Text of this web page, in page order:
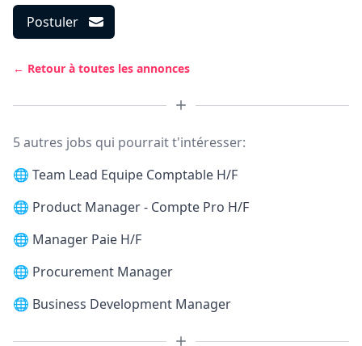
Postuler
← Retour à toutes les annonces
5 autres jobs qui pourrait t'intéresser:
🌐 Team Lead Equipe Comptable H/F
🌐 Product Manager - Compte Pro H/F
🌐 Manager Paie H/F
🌐 Procurement Manager
🌐 Business Development Manager